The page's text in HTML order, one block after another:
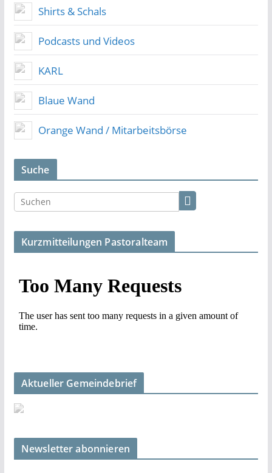
Shirts & Schals
Podcasts und Videos
KARL
Blaue Wand
Orange Wand / Mitarbeitsbörse
Suche
Kurzmitteilungen Pastoralteam
Aktueller Gemeindebrief
Newsletter abonnieren